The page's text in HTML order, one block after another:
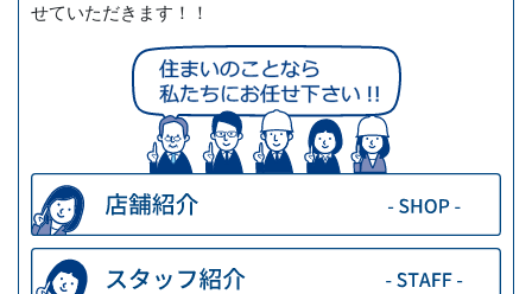
せていただきます！！